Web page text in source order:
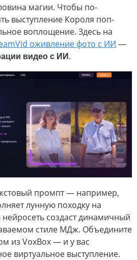
магии. Чтобы по-
выступление Короля поп-
воплощение. Здесь на
оживление фото​ с ИИ —
видео с ИИ.
промпт — например,
лунную походку на
создаст динамичный
стиле МДж. Объедините
из VoxBox — и у вас
виртуальное выступление.